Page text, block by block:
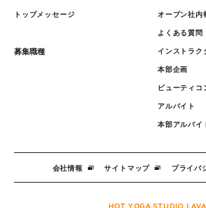
トップメッセージ オープン社内
よくある質問
募集職種 インストラク
本部企画
ビューティコ
アルバイト
本部アルバイ
会社情報 サイトマップ プライバ